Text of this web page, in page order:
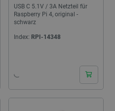
USB C 5.1V / 3A Netzteil für
Raspberry Pi 4, original -
schwarz
Index: RPI-14348